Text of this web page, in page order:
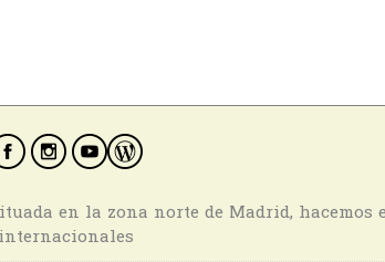
en la zona norte de Madrid, hacemos
internacionales